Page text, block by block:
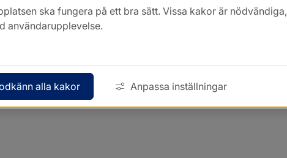
ska fungera på ett bra sätt. Vissa kakor är
användarupplevelse.
alla kakor Anpassa inställningar